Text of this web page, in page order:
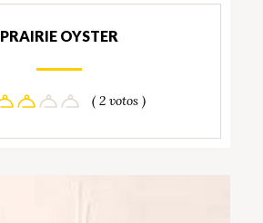
PRAIRIE OYSTER
( 2 votos )